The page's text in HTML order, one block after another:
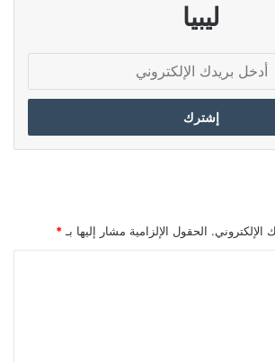
ليبيا
الحقول الإلزامية مشار إليها بـ *